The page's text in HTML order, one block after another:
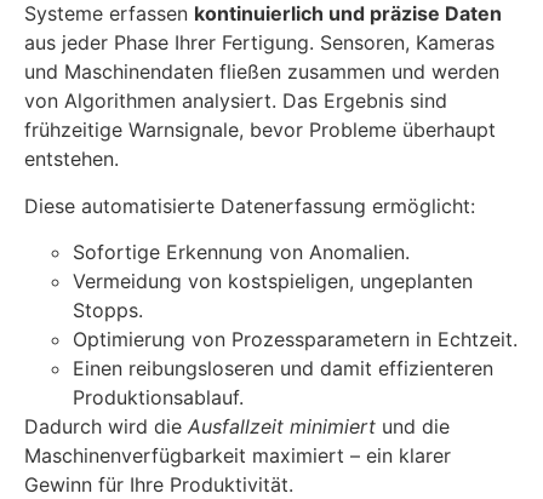
Systeme erfassen kontinuierlich und präzise Daten
aus jeder Phase Ihrer Fertigung. Sensoren, Kameras
und Maschinendaten fließen zusammen und werden
von Algorithmen analysiert. Das Ergebnis sind
frühzeitige Warnsignale, bevor Probleme überhaupt
entstehen.
Diese automatisierte Datenerfassung ermöglicht:
Sofortige Erkennung von Anomalien.
Vermeidung von kostspieligen, ungeplanten
Stopps.
Optimierung von Prozessparametern in Echtzeit.
Einen reibungsloseren und damit effizienteren
Produktionsablauf.
Dadurch wird die Ausfallzeit minimiert und die
Maschinenverfügbarkeit maximiert – ein klarer
Gewinn für Ihre Produktivität.